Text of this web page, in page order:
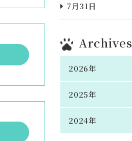
7月31日
Archives
2026年
2025年
2024年